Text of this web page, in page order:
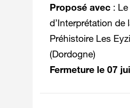
Proposé avec :
d’Interprétation de
Préhistoire Les
(Dordogne)
Fermeture le 07